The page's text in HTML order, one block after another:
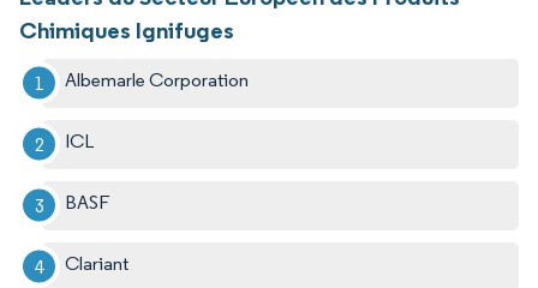
Chimiques Ignifuges
Albemarle Corporation
ICL
BASF
Clariant